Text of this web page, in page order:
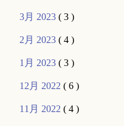
3月 2023( 3 )
2月 2023( 4 )
1月 2023( 3 )
12月 2022( 6 )
11月 2022( 4 )